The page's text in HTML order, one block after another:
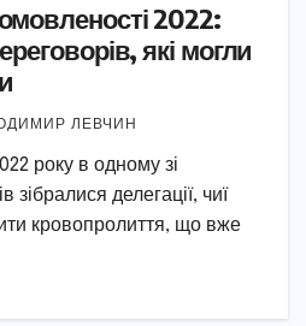
2022:
які могли
ЛЕВЧИН
року в одному зі
зібралися делегації, чиї
кровопролиття, що вже